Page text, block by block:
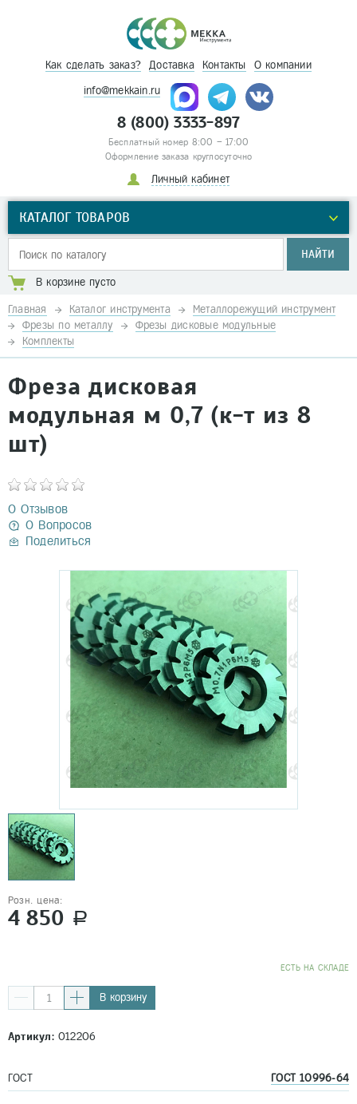
Как сделать заказ? Доставка Контакты О компании
info@mekkain.ru
8 (800) 3333-897
Бесплатный номер 8:00 – 17:00
Оформление заказа круглосуточно
Личный кабинет
КАТАЛОГ ТОВАРОВ
НАЙТИ
В корзине пусто
Главная Каталог инструмента
Металлорежущий инструмент
Фрезы по металлу
Фрезы дисковые модульные
Комплекты
Фреза дисковая
модульная м 0,7 (к-т из 8
шт)
0 Отзывов
0 Вопросов
Поделиться
Розн. цена:
4 850 a
EСТЬ НА СКЛАДЕ
В корзину
Артикул:012206
ГОСТ ГОСТ 10996-64